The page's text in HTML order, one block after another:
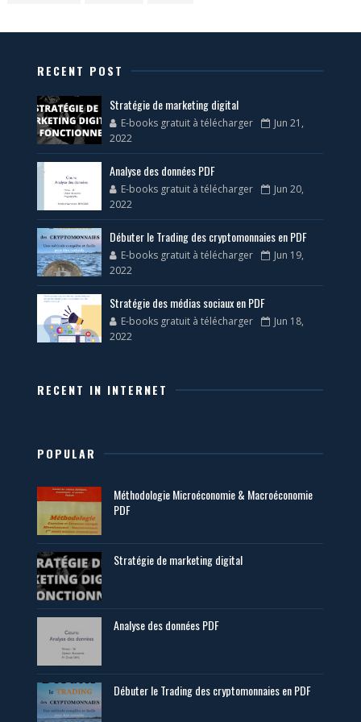
RECENT POST
Stratégie de marketing digital
E-books gratuit à télécharger
Jun 21,
2022
Analyse des données PDF
E-books gratuit à télécharger
Jun 20,
2022
Débuter le Trading des cryptomonnaies en PDF
E-books gratuit à télécharger
Jun 19,
2022
Stratégie des médias sociaux en PDF
E-books gratuit à télécharger
Jun 18,
2022
RECENT IN INTERNET
POPULAR
Méthodologie Microéconomie & Macroéconomie
PDF
Stratégie de marketing digital
Analyse des données PDF
Débuter le Trading des cryptomonnaies en PDF